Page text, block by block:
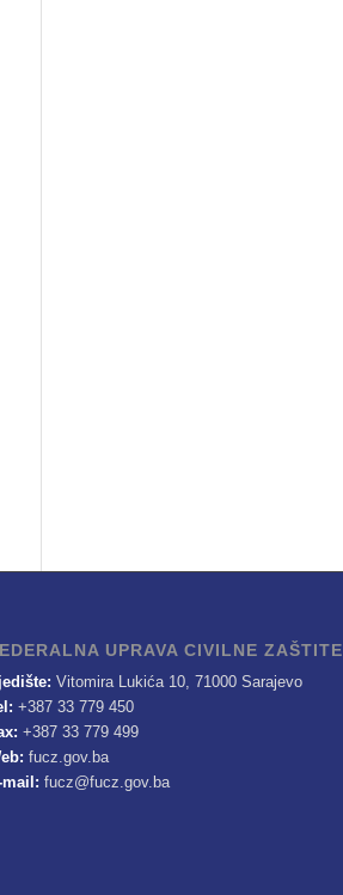
UPRAVA CIVILNE ZAŠTITE
Vitomira Lukića 10, 71000 Sarajevo
+387 33 779 450
+387 33 779 499
fucz.gov.ba
mail: fucz@fucz.gov.ba